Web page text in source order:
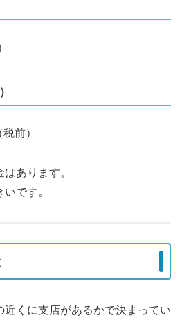
前）
あります。
です。
くに支店があるかで決まってい